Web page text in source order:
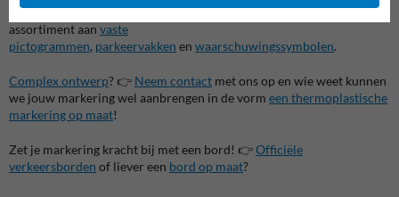
Op zoek naar bijkomende markeringen? 👉 Check ons ruime
assortiment aan vaste
pictogrammen, parkeervakken en waarschuwingssymbolen.
Complex ontwerp? 👉 Neem contact met ons op en wie weet kunnen
we jouw markering wel aanbrengen in de vorm een thermoplastische
markering op maat!
Zet je markering kracht bij met een bord! 👉Officiële
verkeersborden of liever een bord op maat?